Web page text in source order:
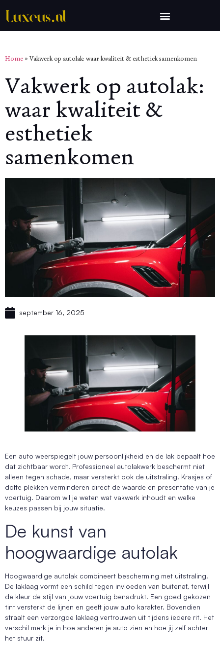
Home » Vakwerk op autolak: waar kwaliteit & esthetiek samenkomen
Vakwerk op autolak:
waar kwaliteit &
esthetiek
samenkomen
september 16, 2025
Een auto weerspiegelt jouw persoonlijkheid en de lak bepaalt hoe
dat zichtbaar wordt. Professioneel autolakwerk beschermt niet
alleen tegen schade, maar versterkt ook de uitstraling. Krasjes of
doffe plekken verminderen direct de waarde en presentatie van je
voertuig. Daarom wil je weten wat vakwerk inhoudt en welke
keuzes passen bij jouw situatie.
De kunst van
hoogwaardige autolak
Hoogwaardige autolak combineert bescherming met uitstraling.
De laklaag vormt een schild tegen invloeden van buitenaf, terwijl
de kleur de stijl van jouw voertuig benadrukt. Een goed gekozen
tint versterkt de lijnen en geeft jouw auto karakter. Bovendien
straalt een verzorgde laklaag vertrouwen uit tijdens iedere rit. Het
verschil merk je in hoe anderen je auto zien en hoe jij zelf achter
het stuur zit.